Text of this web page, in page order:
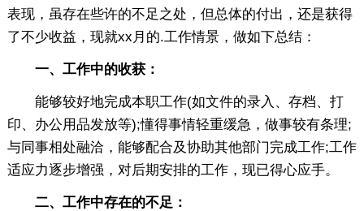
表现，虽存在些许的不足之处，但总体的付出，还是获得
了不少收益，现就xx月的.工作情景，做如下总结：
一、工作中的收获：
能够较好地完成本职工作(如文件的录入、存档、打
印、办公用品发放等);懂得事情轻重缓急，做事较有条理;
与同事相处融洽，能够配合及协助其他部门完成工作;工作
适应力逐步增强，对后期安排的工作，现已得心应手。
二、工作中存在的不足：